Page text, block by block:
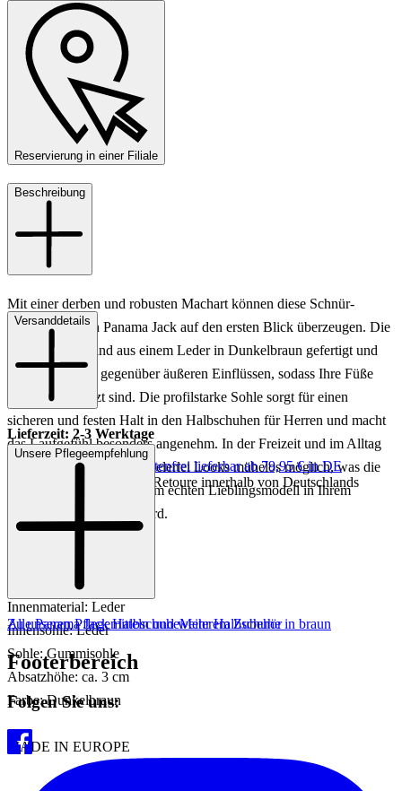
Reservierung in einer Filiale
Beschreibung
Mit einer derben und robusten Machart können diese Schnür-
Halbschuhe von Panama Jack auf den ersten Blick überzeugen. Die
Herrenschuhe sind aus einem Leder in Dunkelbraun gefertigt und
absolut resistent gegenüber äußeren Einflüssen, sodass Ihre Füße
bestens geschützt sind. Die profilstarke Sohle sorgt für einen
sicheren und festen Halt in den Halbschuhen für Herren und macht
das Laufgefühl besonders angenehm. In der Freizeit und im Alltag
ist eine Kombination zu vielerlei Looks mühelos möglich, was die
braunen Schnürschuhe zum echten Lieblingsmodell in Ihrem
Schuhschrank machen wird.
Material: Leder
Innenmaterial: Leder
Innensohle: Leder
Sohle: Gummisohle
Absatzhöhe: ca. 3 cm
Farbe: Dunkelbraun
MADE IN EUROPE
Versanddetails
Lieferzeit: 2-3 Werktage
Keine Versandkosten:
kostenfrei lieferbar ab 79,95 € in DE
Einfache und Kostenlose Retoure innerhalb von Deutschlands
Unsere Pflegeempfehlung
Zu unseren Pflegemitteln und weiterem Zubehör
Alle Panama Jack HalbschuheMehr Halbschuhe in braun
Footerbereich
Folgen Sie uns: